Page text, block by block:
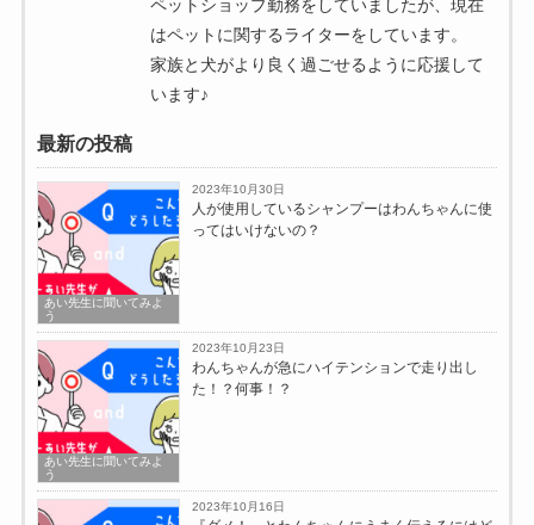
ペットショップ勤務をしていましたが、現在
はペットに関するライターをしています。
家族と犬がより良く過ごせるように応援して
います♪
最新の投稿
あい先生に聞いてみよ
う
2023年10月30日
人が使用しているシャンプーはわんちゃんに使
ってはいけないの？
あい先生に聞いてみよ
う
2023年10月23日
わんちゃんが急にハイテンションで走り出し
た！？何事！？
2023年10月16日